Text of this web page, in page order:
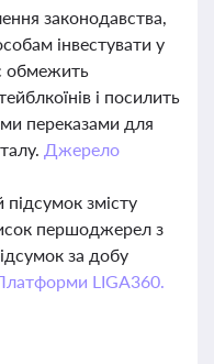
законодавства,
інвестувати у
обмежить
і посилить
переказами для
Джерело
змісту
першоджерел з
за добу
LIGA360.